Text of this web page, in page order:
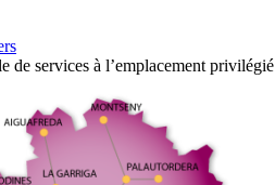
de services à l’emplacement privilégié